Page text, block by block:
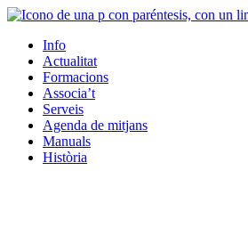
Info
Actualitat
Formacions
Associa’t
Serveis
Agenda de mitjans
Manuals
Història